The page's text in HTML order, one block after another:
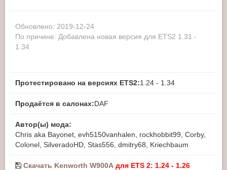
Обновлено: 2019-12-24
По причине: Добавлена новая версия для ETS2 1.31 -
1.34
Протестировано на версиях ETS2:1.24 - 1.34
Продаётся в салонах:DAF
Автор(ы) мода:
Chris aka Bayonet, evh5150vanhalen, rockhobbit99, Corby,
Colonel, SilveradoHD, Stas556, dmitry68, Kriechbaum
Скачать Kenworth W900A для ETS 2: 1.24 - 1.26